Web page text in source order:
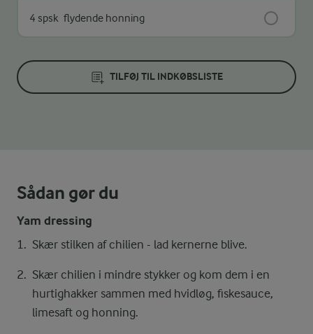
4 spsk flydende honning
TILFØJ TIL INDKØBSLISTE
Sådan gør du
Yam dressing
Skær stilken af chilien - lad kernerne blive.
Skær chilien i mindre stykker og kom dem i en
hurtighakker sammen med hvidløg, fiskesauce,
limesaft og honning.